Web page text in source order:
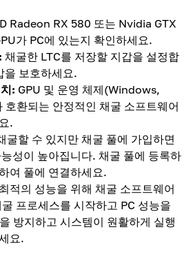
Radeon RX 580 또는 Nvidia GTX
가 PC에 있는지 확인하세요.
채굴한 LTC를 저장할 지갑을 설정합
을 보호하세요.
: GPU 및 운영 체제(Windows,
환되는 안정적인 채굴 소프트웨어
.
굴할 수 있지만 채굴 풀에 가입하면
성이 높아집니다. 채굴 풀에 등록하
여 풀에 연결하세요.
최적의 성능을 위해 채굴 소프트웨어
프로세스를 시작하고 PC 성능을
방지하고 시스템이 원활하게 실행
요.